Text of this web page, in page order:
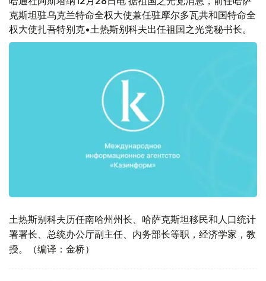
克斯坦驻乌克兰特命全权大使兼任驻摩尔多瓦共和国特命全
权大使扎吾特别克•土热斯别科夫出任祖国之光党秘书长。
土热斯别科夫历任南哈州州长、哈萨克斯坦移民和人口统计
署署长、总统办公厅副主任、内务部长等职，经济学家，教
授。（编译：金桥）